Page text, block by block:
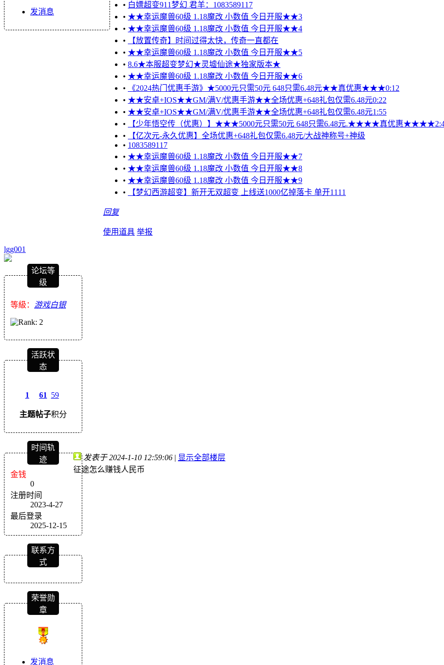
发消息
• 白嫖超变911梦幻 君羊：1083589117
• ★★幸运魔兽60级 1.18魔改 小数值 今日开服★★3
• ★★幸运魔兽60级 1.18魔改 小数值 今日开服★★4
•
【放置传奇】时间过得太快，传奇一直都在
• ★★幸运魔兽60级 1.18魔改 小数值 今日开服★★5
• 8.6★本服超变梦幻★灵墟仙途★独家版本★
• ★★幸运魔兽60级 1.18魔改 小数值 今日开服★★6
•
《2024热门优惠手游》★5000元只需50元 648只需6.48元★★真优惠★★★0:12
• ★★安卓+IOS★★GM/满V/优惠手游★★全场优惠+648礼包仅需6.48元0:22
• ★★安卓+IOS★★GM/满V/优惠手游★★全场优惠+648礼包仅需6.48元1:55
•
【少年悟空传（优惠）】★★★5000元只需50元 648只需6.48元.★★★★真优惠
•
【亿次元-永久优惠】全场优惠+648礼包仅需6.48元/大战神称号+神级
• 1083589117
• ★★幸运魔兽60级 1.18魔改 小数值 今日开服★★7
• ★★幸运魔兽60级 1.18魔改 小数值 今日开服★★8
• ★★幸运魔兽60级 1.18魔改 小数值 今日开服★★9
•
【梦幻西游超变】新开无双超变 上线送1000亿掉落卡 单开1111
回复
使用道具 举报
lgg001
论坛等
级
等級： 游戏白银
活跃状
态
1
主题
61
帖子
59
积分
时间轨
迹
金钱
0
注册时间
2023-4-27
最后登录
2025-12-15
联系方
式
荣誉勋
章
发消息
发表于 2024-1-10 12:59:06 | 显示全部楼层
征途怎么赚钱人民币